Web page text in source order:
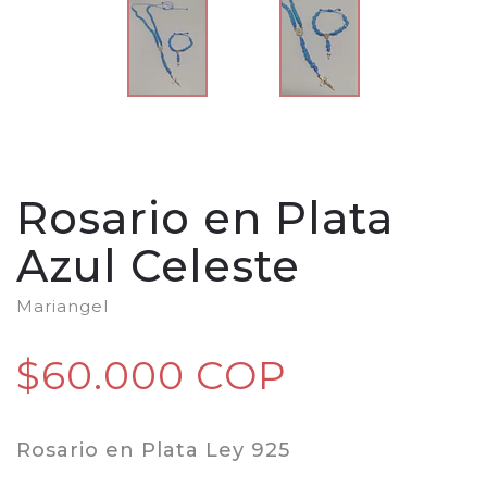
Rosario en Plata
Azul Celeste
Mariangel
$60.000 COP
Rosario en Plata Ley 925